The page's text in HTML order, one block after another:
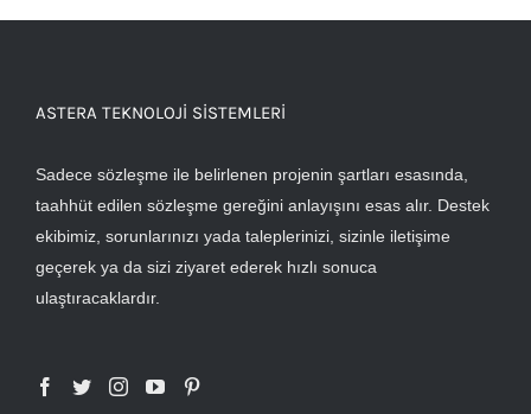
ASTERA TEKNOLOJI SISTEMLERI
Sadece sözleşme ile belirlenen projenin şartları esasında,
taahhüt edilen sözleşme gereğini anlayışını esas alır. Destek
ekibimiz, sorunlarınızı yada taleplerinizi, sizinle iletişime
geçerek ya da sizi ziyaret ederek hızlı sonuca
ulaştıracaklardır.